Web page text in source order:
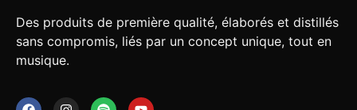
Des produits de première qualité, élaborés et distillés
sans compromis, liés par un concept unique, tout en
musique.